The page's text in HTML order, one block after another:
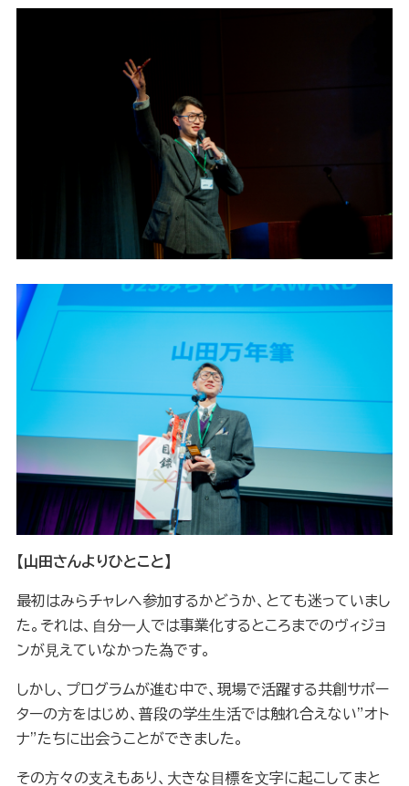
【山田さんよりひとこと】
最初はみらチャレへ参加するかどうか、とても迷っていまし
た。それは、⾃分⼀⼈では事業化するところまでのヴィジョ
ンが⾒えていなかった為です。
しかし、プログラムが進む中で、現場で活躍する共創サポー
ターの⽅をはじめ、普段の学⽣⽣活では触れ合えない”オト
ナ”たちに出会うことができました。
その⽅々の⽀えもあり、⼤きな⽬標を⽂字に起こしてまと